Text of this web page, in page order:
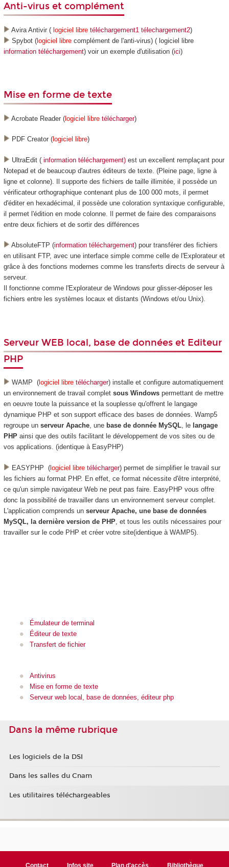
Anti-virus et complément
Avira Antivir ( logiciel libre téléchargement1 télechargement2)
Spybot (logiciel librecomplément de l'anti-virus) ( logiciel libre
information téléchargement) voir un exemple d'utilisation (ici)
Mise en forme de texte
Acrobate Reader (logiciel libre télécharger)
PDF Creator (logiciel libre)
UltraEdit ( information téléchargement)est un excellent remplaçant pour
Notepad et de beaucoup d'autres éditeurs de texte. (Pleine page, ligne à
ligne et colonne). Il supporte des fichiers de taille illimitée, il possède un
vérificateur orthographique contenant plus de 100 000 mots, il permet
d'éditer en hexadécimal, il possède une coloration syntaxique configurable,
il permet l'édition en mode colonne. Il permet de faire des comparaisons
entre deux fichiers et de sortir des différences
AbsoluteFTP (information téléchargement) pour transférer des fichiers
en utilisant FTP, avec une interface simple comme celle de l'Explorateur et
grâce à des fonctions modernes comme les transferts directs de serveur à
serveur.
Il fonctionne comme l'Explorateur de Windows pour glisser-déposer les
fichiers entre les systèmes locaux et distants (Windows et/ou Unix).
Serveur WEB local, base de données et Editeur
PHP
WAMP (logiciel libre télécharger) installe et configure automatiquement
un environnement de travail complet sous Windowspermettant de mettre
en oeuvre toute la puissance et la souplesse qu'offrent le langage
dynamique PHP et son support efficace des bases de données. Wamp5
regroupe un serveur Apache, une base de donnée MySQL, le langage
PHPainsi que des outils facilitant le développement de vos sites ou de
vos applications. (identique à EasyPHP)
EASYPHP (logiciel libre télécharger) permet de simplifier le travail sur
les fichiers au format PHP. En effet, ce format nécessite d'être interprété,
ce qu'un simple navigateur Web ne peut pas faire. EasyPHP vous offre
donc la possibilité de travailler dans un environnement serveur complet.
L'application comprends un serveur Apache, une base de données
MySQL, la dernière version de PHP, et tous les outils nécessaires pour
travailler sur le code PHP et créer votre site(identique à WAMP5).
Émulateur de terminal
Éditeur de texte
Transfert de fichier
Antivirus
Mise en forme de texte
Serveur web local, base de données, éditeur php
Dans la même rubrique
Les logiciels de la DSI
Dans les salles du Cnam
Les utilitaires téléchargeables
Contact Infos site Plan d'accès Bibliothèque